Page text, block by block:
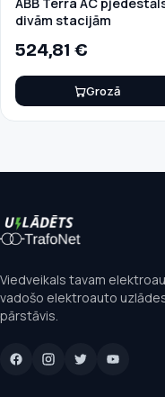
divām stacijām
524,81 €
Grozā
Viedveikals tavam
vadošo elektroauto
pārstāvis.